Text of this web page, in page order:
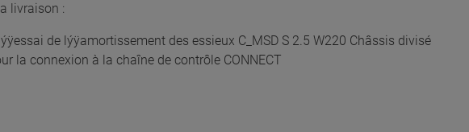
livraison :
de lýÿamortissement des essieux C_MSD S 2.5 W220 Châssis divisé
la connexion à la chaîne de contrôle CONNECT